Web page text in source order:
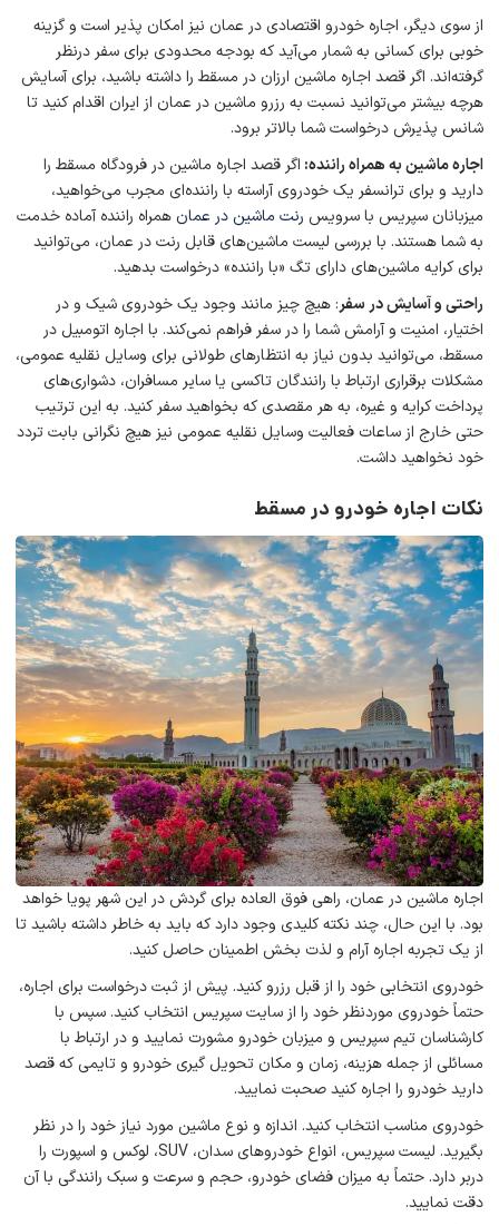
از سوی دیگر، اجاره خودرو اقتصادی در عمان نیز امکان پذیر است و گزینه
خوبی برای کسانی به شمار می‌آید که بودجه محدودی برای سفر درنظر
گرفته‌اند. اگر قصد اجاره ماشین ارزان در مسقط را داشته باشید، برای آسایش
هرچه بیشتر می‌توانید نسبت به رزرو ماشین در عمان از ایران اقدام کنید تا
شانس پذیرش درخواست شما بالاتر برود.
اجاره ماشین به همراه راننده: اگر قصد اجاره ماشین در فرودگاه مسقط را
دارید و برای ترانسفر یک خودروی آراسته با راننده‌ای مجرب می‌خواهید،
میزبانان سپریس با سرویس رنت ماشین در عمان همراه راننده آماده خدمت
به شما هستند. با بررسی لیست ماشین‌های قابل رنت در عمان، می‌توانید
برای کرایه ماشین‌های دارای تگ «با راننده» درخواست بدهید.
راحتی و آسایش در سفر: هیچ چیز مانند وجود یک خودروی شیک و در
اختیار، امنیت و آرامش شما را در سفر فراهم نمی‌کند. با اجاره اتومبیل در
مسقط، می‌توانید بدون نیاز به انتظارهای طولانی برای وسایل نقلیه عمومی،
مشکلات برقراری ارتباط با رانندگان تاکسی یا سایر مسافران، دشواری‌های
پرداخت کرایه و غیره، به هر مقصدی که بخواهید سفر کنید. به این ترتیب
حتی خارج از ساعات فعالیت وسایل نقلیه عمومی نیز هیچ نگرانی بابت تردد
خود نخواهید داشت.
نکات اجاره خودرو در مسقط
اجاره ماشین در عمان، راهی فوق العاده برای گردش در این شهر پویا خواهد
بود. با این حال، چند نکته کلیدی وجود دارد که باید به خاطر داشته باشید تا
از یک تجربه اجاره آرام و لذت بخش اطمینان حاصل کنید.
خودروی انتخابی خود را از قبل رزرو کنید. پیش از ثبت درخواست برای اجاره،
حتماً خودروی موردنظر خود را از سایت سپریس انتخاب کنید. سپس با
کارشناسان تیم سپریس و میزبان خودرو مشورت نمایید و در ارتباط با
مسائلی از جمله هزینه، زمان و مکان تحویل گیری خودرو و تایمی که قصد
دارید خودرو را اجاره کنید صحبت نمایید.
خودروی مناسب انتخاب کنید. اندازه و نوع ماشین مورد نیاز خود را در نظر
بگیرید. لیست سپریس، انواع خودروهای سدان، SUV، لوکس و اسپورت را
دربر دارد. حتماً به میزان فضای خودرو، حجم و سرعت و سبک رانندگی با آن
دقت نمایید.